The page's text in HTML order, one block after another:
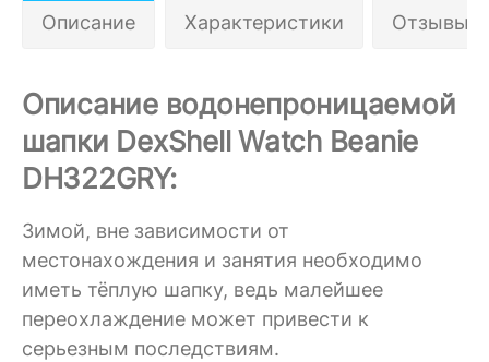
Описание Характеристики Отзывы 4
Описание водонепроницаемой
шапки DexShell Watch Beanie
DH322GRY:
Зимой, вне зависимости от
местонахождения и занятия необходимо
иметь тёплую шапку, ведь малейшее
переохлаждение может привести к
серьезным последствиям.